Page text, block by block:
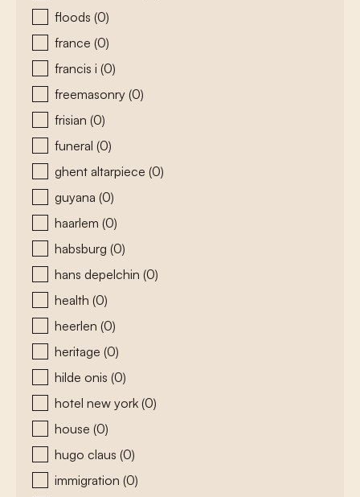
floods (0)
france (0)
francis i (0)
freemasonry (0)
frisian (0)
funeral (0)
ghent altarpiece (0)
guyana (0)
haarlem (0)
habsburg (0)
hans depelchin (0)
health (0)
heerlen (0)
heritage (0)
hilde onis (0)
hotel new york (0)
house (0)
hugo claus (0)
immigration (0)